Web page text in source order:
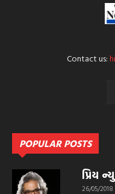
Contact us:
POPULAR POSTS
પ્રિય
26/05/2018